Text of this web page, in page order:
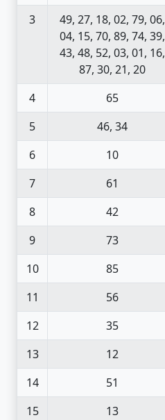
3
49, 27, 18, 02, 79, 06,
04, 15, 70, 89, 74, 39,
43, 48, 52, 03, 01, 16,
87, 30, 21, 20
4 65
5
46, 34
6
10
7
61
8
42
9
73
10
85
11
56
12
35
13
12
14
51
15
13